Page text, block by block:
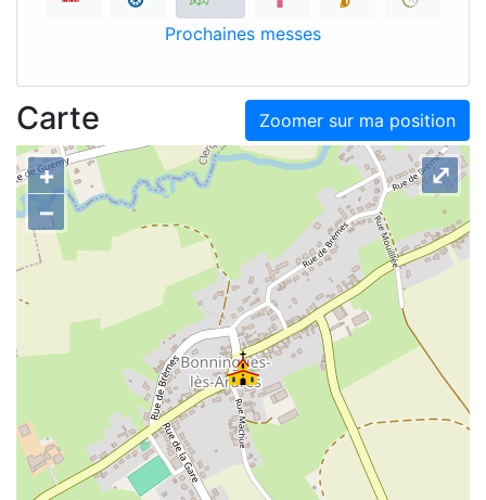
Prochaines messes
Zoomer sur ma position
Carte
+
–
⤢